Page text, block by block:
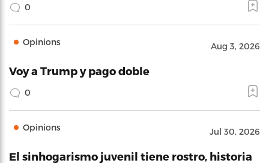
0
Opinions Aug 3, 2026
Voy a Trump y pago doble
0
Opinions Jul 30, 2026
El sinhogarismo juvenil tiene rostro, historia